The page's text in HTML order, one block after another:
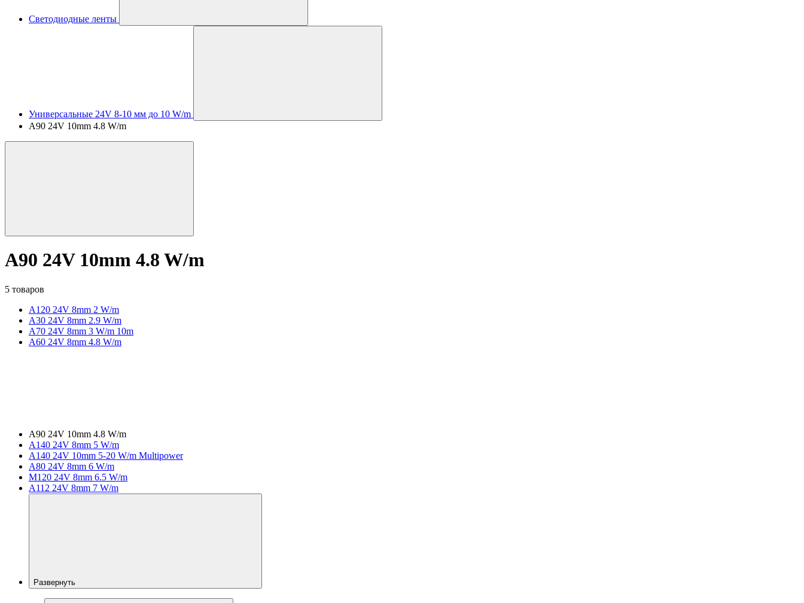
Светодиодные ленты
Универсальные 24V 8-10 мм до 10 W/m
A90 24V 10mm 4.8 W/m
A90 24V 10mm 4.8 W/m
5 товаров
A120 24V 8mm 2 W/m
A30 24V 8mm 2.9 W/m
A70 24V 8mm 3 W/m 10m
A60 24V 8mm 4.8 W/m
A90 24V 10mm 4.8 W/m
A140 24V 8mm 5 W/m
A140 24V 10mm 5-20 W/m Multipower
A80 24V 8mm 6 W/m
M120 24V 8mm 6.5 W/m
A112 24V 8mm 7 W/m
Развернуть